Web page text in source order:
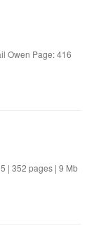
Owen Page: 416
| 352 pages | 9 Mb